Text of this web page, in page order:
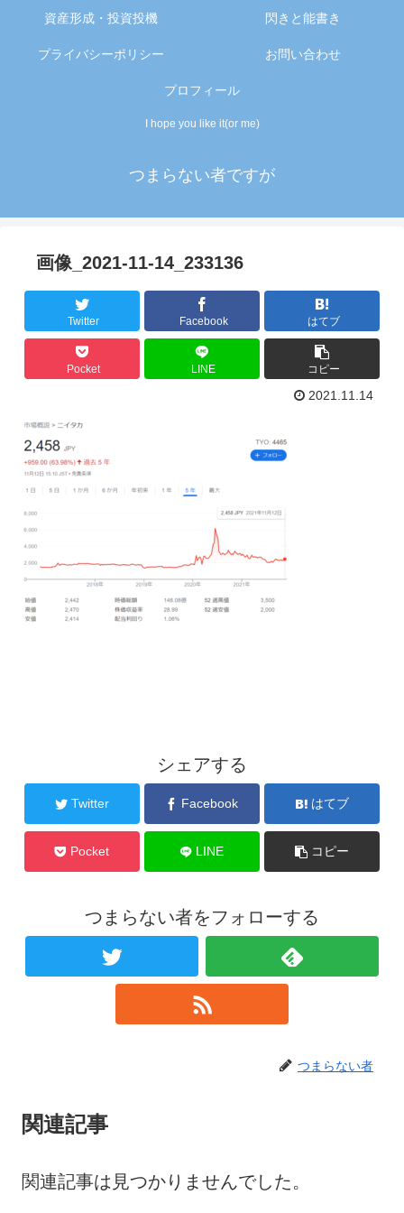
I hope you like it(or me)
つまらない者ですが
資産形成・投資投機 閃きと能書き
プライバシーポリシー お問い合わせ
プロフィール
画像_2021-11-14_233136
Twitter Facebook はてブ
Pocket LINE コピー
2021.11.14
シェアする
Twitter Facebook はてブ
Pocket LINE コピー
つまらない者をフォローする
つまらない者
関連記事
関連記事は見つかりませんでした。